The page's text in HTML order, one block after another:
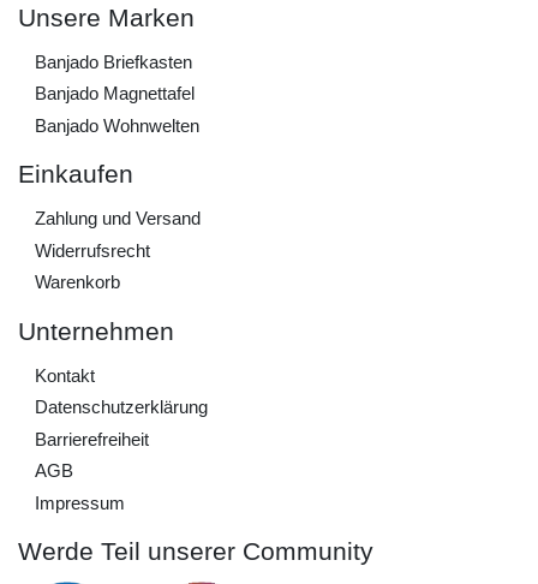
Unsere Marken
Banjado Briefkasten
Banjado Magnettafel
Banjado Wohnwelten
Einkaufen
Zahlung und Versand
Widerrufs­recht
Warenkorb
Unternehmen
Kontakt
Daten­schutz­erklärung
Barrierefreiheit
AGB
Impressum
Werde Teil unserer Community